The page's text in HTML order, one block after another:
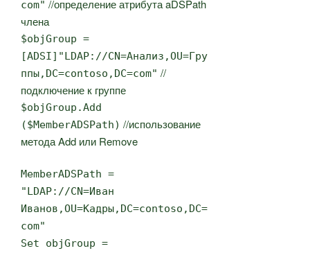
com" //определение атрибута aDSPath
члена
$objGroup =
[ADSI]"LDAP://CN=Анализ,OU=Гру
ппы,DC=contoso,DC=com" //
подключение к группе
$objGroup.Add
($MemberADSPath) //использование
метода Add или Remove
MemberADSPath =
"LDAP://CN=Иван
Иванов,OU=Кадры,DC=contoso,DC=
com"
Set objGroup =